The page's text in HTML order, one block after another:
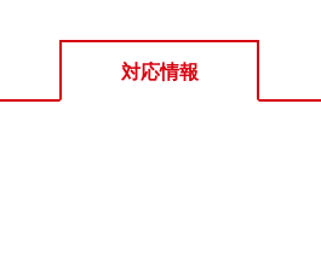
対応情報